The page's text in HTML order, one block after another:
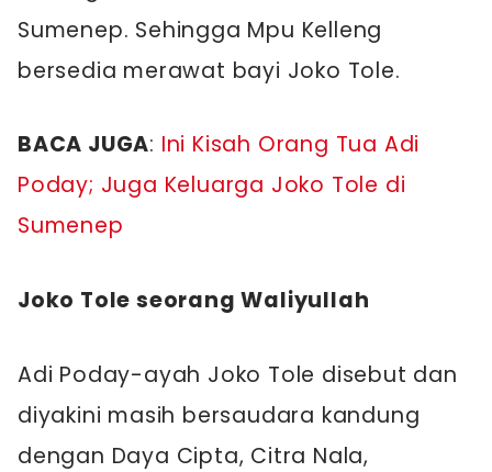
Sumenep. Sehingga Mpu Kelleng
bersedia merawat bayi Joko Tole.
BACA JUGA: Ini Kisah Orang Tua Adi
Poday; Juga Keluarga Joko Tole di
Sumenep
Joko Tole seorang Waliyullah
Adi Poday-ayah Joko Tole disebut dan
diyakini masih bersaudara kandung
dengan Daya Cipta, Citra Nala,